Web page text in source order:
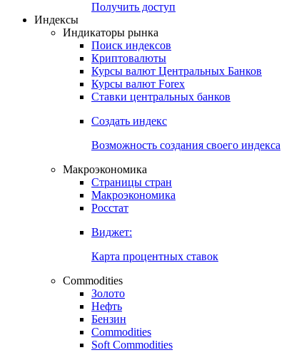
Получить доступ
Индексы
Индикаторы рынка
Поиск индексов
Криптовалюты
Курсы валют Центральных Банков
Курсы валют Forex
Ставки центральных банков
Создать индекс
Возможность создания своего индекса
Макроэкономика
Страницы стран
Макроэкономика
Росстат
Виджет:
Карта процентных ставок
Commodities
Золото
Нефть
Бензин
Commodities
Soft Commodities